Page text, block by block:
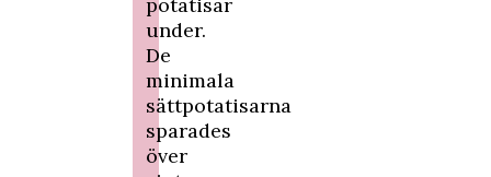
potatisar
under.
De
minimala
sättpotatisarna
sparades
över